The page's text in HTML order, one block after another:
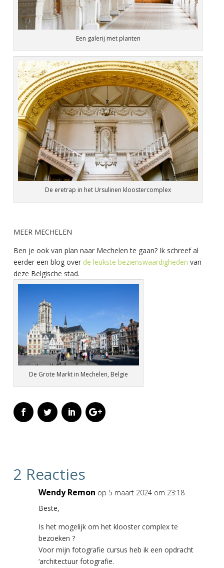
Een galerij met planten
De eretrap in het Ursulinen kloostercomplex
MEER MECHELEN
Ben je ook van plan naar Mechelen te gaan? Ik schreef al
eerder een blog over de leukste bezienswaardigheden van
deze Belgische stad.
De Grote Markt in Mechelen, Belgie
2 Reacties
Wendy Remon op 5 maart 2024 om 23:18
Beste,
Is het mogelijk om het klooster complex te
bezoeken ?
Voor mijn fotografie cursus heb ik een opdracht
‘architectuur fotografie.